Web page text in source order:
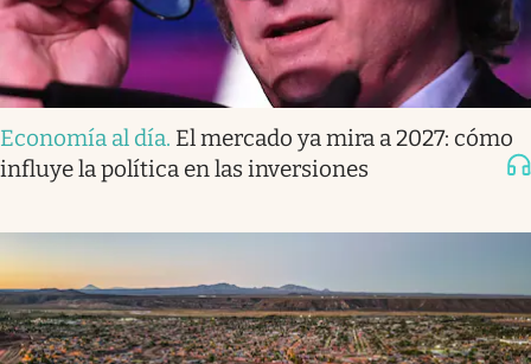
Economía al día. El mercado ya mira a 2027: cómo
influye la política en las inversiones